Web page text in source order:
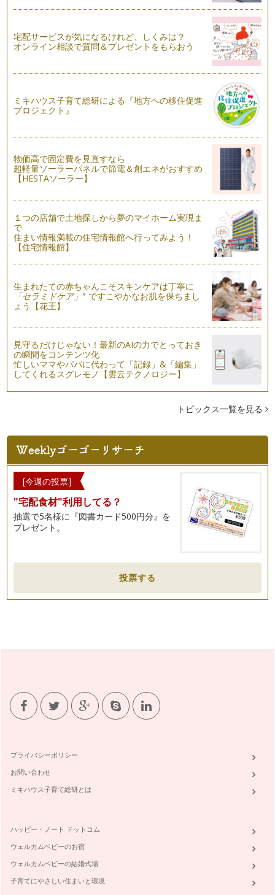
以前の記事、お掃除を楽しくする方法で、「汚れのレベルを、
見極める」ことを、お伝えしました。…
前回は、洗剤の選び方をお伝えしました。今回は道具選びのポ
洗剤を使いこなして、掃除上手になる！
前回は、汚れ落としの準備として、汚れを分析することを、お
伝えしました。今回は、その分析結果…
お掃除を、楽しくする方法
掃除とは、汚れを取り去る事。掃除をしなければ、汚れが溜ま
り、心身の健康に影響を与えますし、…
「お手伝い」は、家事のやり方を、親から子どもへと伝える、
良い機会となります。家事に込めた、…
お手伝いしたくなる、環境作り
前回は、お手伝いのステップについて、お伝えしました。今回
子どもの力を伸ばす、お手伝い
お子さんに、お手伝いをさせていますか？ かつては労働力と
「子ども+気持ち」 作品・おもちゃの片付け
「作品」は子どもの努力が感じられるモノであり、なかなか捨
てられないモノです。作品には、平面…
前回は、片付けを「子どもに伝える」ということをお伝えしま
子どもに伝えるお片づけ
これまで、片付けの基本の考え方を、お伝えしてきました。さ
て、今回からは、「子どもの片付け」…
使うモノを選ぶ
これまで、モノを使いやすくしまう方法について、お伝えして
きました。さて、ここで、「しまう」…
って、お伝えしています。 …
これまで、「使いやすく、しまう」ために、「モノの使い方を
「片付け＝元に戻す」であることは、前回お話しました。 で
は、…
屋」や、「雑誌に載ってい…
お片付けの、ハッピー効果
「収納が苦手」「主婦なのに片付けができない」とお悩みの方
が、多くいらっしゃいます。 …
宅配サービスが気になるけれど、しくみは？
オンライン相談で質問＆プレゼントをもらおう
ミキハウス子育て総研による『地方への移住促進
プロジェクト』
物価高で固定費を見直すなら
超軽量ソーラーパネルで節電＆創エネがおすすめ
【HESTAソーラー】
１つの店舗で土地探しから夢のマイホーム実現ま
で
住まい情報満載の住宅情報館へ行ってみよう！
【住宅情報館】
生まれたての赤ちゃんこそスキンケアは丁寧に
「セラミドケア」※ ですこやかなお肌を保ちまし
ょう【花王】
見守るだけじゃない！最新のAIの力でとっておき
の瞬間をコンテンツ化
忙しいママやパパに代わって「記録」&「編集」
してくれるスグレモノ【雲云テクノロジー】
トピックス一覧を見る
[今週の投票]
"宅配食材"利用してる？
抽選で5名様に『図書カード500円分』を
プレゼント。
投票する
プライバシーポリシー
お問い合わせ
ミキハウス子育て総研とは
ハッピー・ノート ドットコム
ウェルカムベビーのお宿
ウェルカムベビーの結婚式場
子育てにやさしい住まいと環境